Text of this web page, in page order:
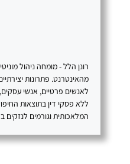
רונן הלל - מומחה ניהול
לאנשים פרטיים, אנשי
ללא פסקי דין בתוצאות
המלאכותית וגורמים לנזקים